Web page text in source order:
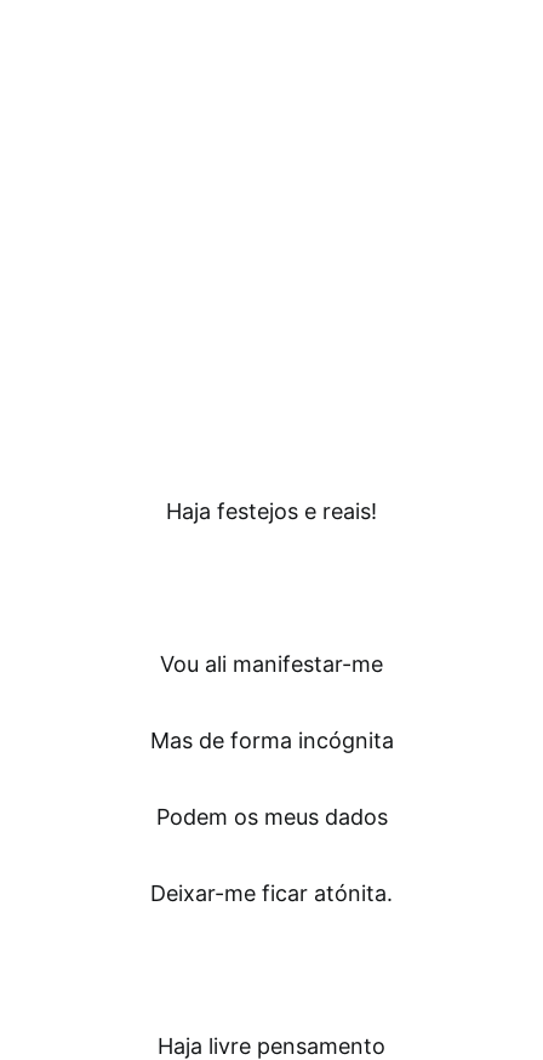
Haja festejos e reais!
Vou ali manifestar-me
Mas de forma incógnita
Podem os meus dados
Deixar-me ficar atónita.
Haja livre pensamento